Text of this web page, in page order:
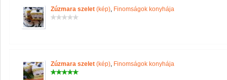
Zúzmara szelet (kép), Finomságok konyhája
Zúzmara szelet (kép), Finomságok konyhája